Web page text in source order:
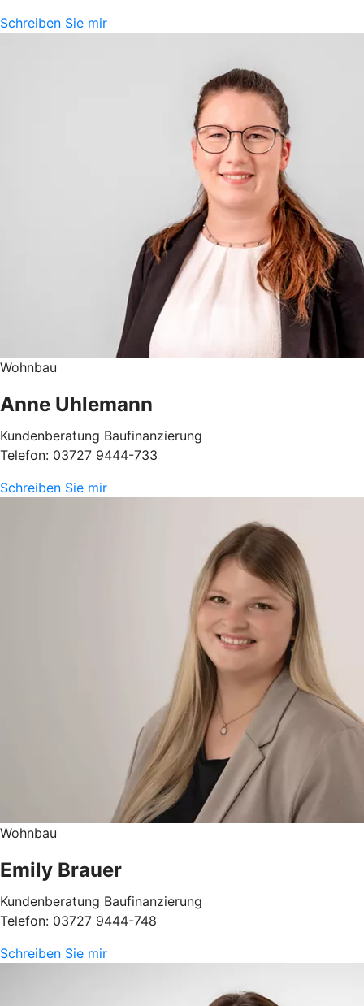
Schreiben Sie mir
Wohnbau
Anne Uhlemann
Kundenberatung Baufinanzierung
Telefon: 03727 9444-733
Schreiben Sie mir
Wohnbau
Emily Brauer
Kundenberatung Baufinanzierung
Telefon: 03727 9444-748
Schreiben Sie mir